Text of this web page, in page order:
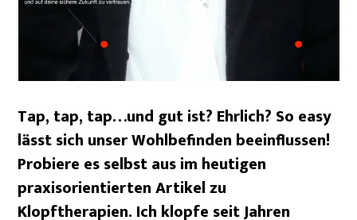
Tap, tap, tap…und gut ist? Ehrlich? So easy
lässt sich unser Wohlbefinden beeinflussen!
Probiere es selbst aus im heutigen
praxisorientierten Artikel zu
Klopftherapien. Ich klopfe seit Jahren